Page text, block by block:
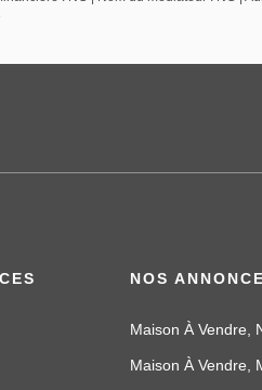
NOS
Maison À Vendre,
Maison À Vendre,